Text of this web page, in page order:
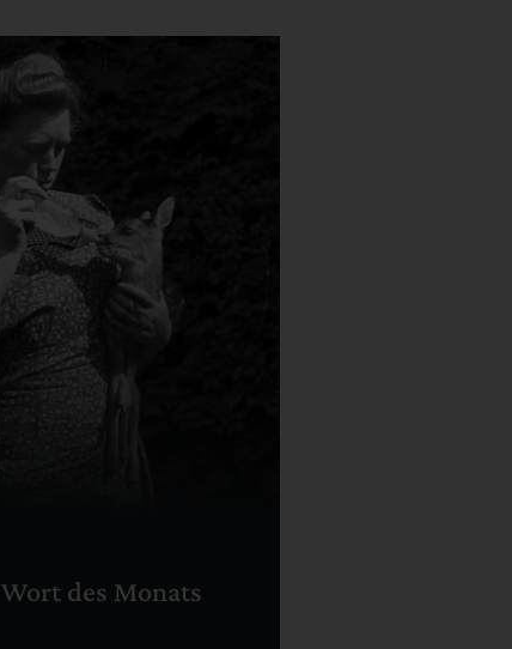
Wort des Monats